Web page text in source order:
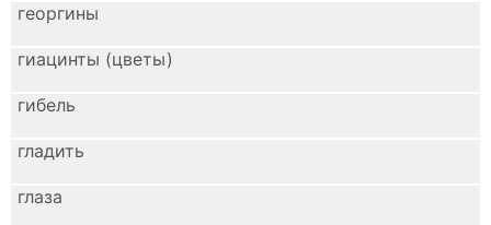
георгины
гиацинты (цветы)
гибель
гладить
глаза